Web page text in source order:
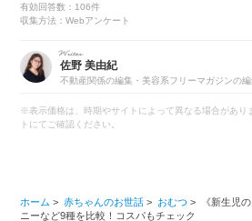
有効回答数：106件
収集方法：Webアンケート
佐野 美由紀
不動産関係の編集・美容系フリーマガジンの
の子を育てています。流行りのグッズを買っ
て気に入った1点をみつけたい性分です。
※表示価格は、時期やサイトによって異なる場合があり
トにてご確認ください。
ホーム > 赤ちゃんのお世話 > おむつ >
《新生児
ニーなど9種を比較！コスパもチェック